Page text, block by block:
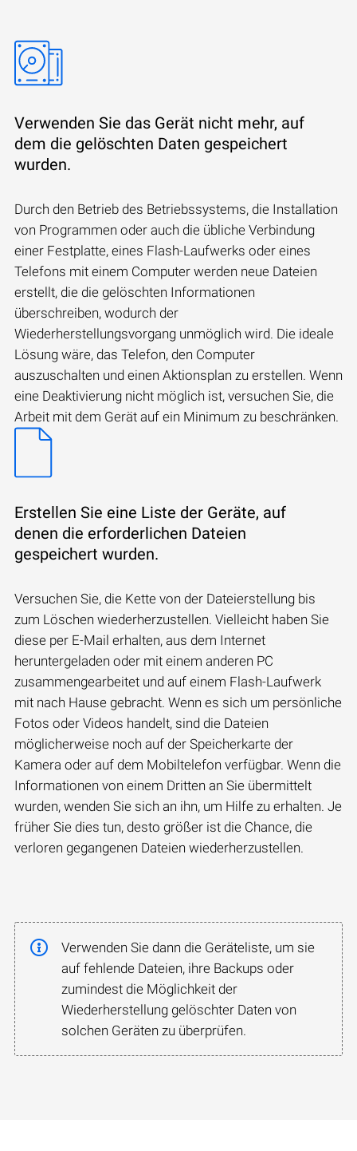
Verwenden Sie das Gerät nicht mehr, auf
dem die gelöschten Daten gespeichert
wurden.
Durch den Betrieb des Betriebssystems, die Installation
von Programmen oder auch die übliche Verbindung
einer Festplatte, eines Flash-Laufwerks oder eines
Telefons mit einem Computer werden neue Dateien
erstellt, die die gelöschten Informationen
überschreiben, wodurch der
Wiederherstellungsvorgang unmöglich wird. Die ideale
Lösung wäre, das Telefon, den Computer
auszuschalten und einen Aktionsplan zu erstellen. Wenn
eine Deaktivierung nicht möglich ist, versuchen Sie, die
Arbeit mit dem Gerät auf ein Minimum zu beschränken.
Erstellen Sie eine Liste der Geräte, auf
denen die erforderlichen Dateien
gespeichert wurden.
Versuchen Sie, die Kette von der Dateierstellung bis
zum Löschen wiederherzustellen. Vielleicht haben Sie
diese per E-Mail erhalten, aus dem Internet
heruntergeladen oder mit einem anderen PC
zusammengearbeitet und auf einem Flash-Laufwerk
mit nach Hause gebracht. Wenn es sich um persönliche
Fotos oder Videos handelt, sind die Dateien
möglicherweise noch auf der Speicherkarte der
Kamera oder auf dem Mobiltelefon verfügbar. Wenn die
Informationen von einem Dritten an Sie übermittelt
wurden, wenden Sie sich an ihn, um Hilfe zu erhalten. Je
früher Sie dies tun, desto größer ist die Chance, die
verloren gegangenen Dateien wiederherzustellen.
Verwenden Sie dann die Geräteliste, um sie
auf fehlende Dateien, ihre Backups oder
zumindest die Möglichkeit der
Wiederherstellung gelöschter Daten von
solchen Geräten zu überprüfen.